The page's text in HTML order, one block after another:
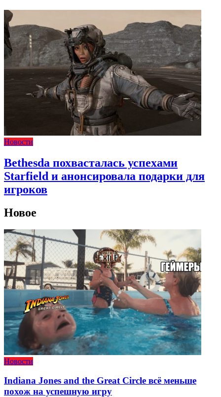
Новости
Bethesda похвасталась успехами
Starfield и анонсировала подарки для
игроков
Новое
Новости
Indiana Jones and the Great Circle всё меньше
похож на успешную игру